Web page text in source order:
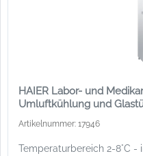
HAIER Labor- und
Umluftkühlung und
Artikelnummer: 17946
Temperaturbereich 2-8°C -